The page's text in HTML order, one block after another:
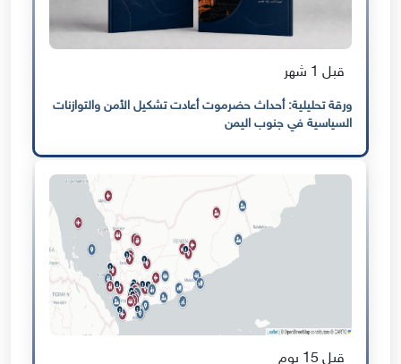
قبل 1 شهر
ورقة تحليلية: أحداث حضرموت أعادت تشكيل الأمن والتوازنات
السياسية في جنوب اليمن
قبل 15 يوم